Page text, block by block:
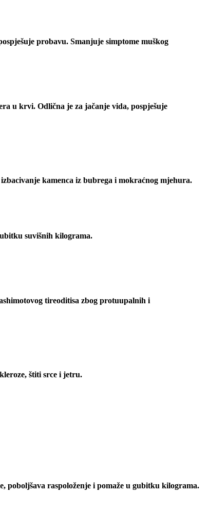
probavu. Smanjuje simptome muškog
u krvi. Odlična je za jačanje vida, pospješuje
kamenca iz bubrega i mokraćnog mjehura.
suvišnih kilograma.
tireoditisa zbog protuupalnih i
štiti srce i jetru.
poboljšava raspoloženje i pomaže u gubitku kilograma.